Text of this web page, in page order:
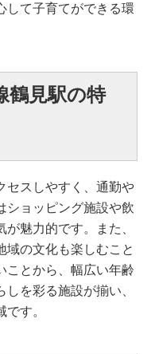
して子育てができる環
鶴見駅の特
セスしやすく、通勤や
ショッピング施設や飲
魅力的です。また、
域の文化も楽しむこと
ことから、幅広い年齢
を彩る施設が揃い、
す。